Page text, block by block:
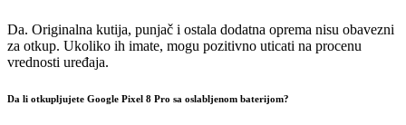
Da. Originalna kutija, punjač i ostala dodatna oprema nisu obavezni
za otkup. Ukoliko ih imate, mogu pozitivno uticati na procenu
vrednosti uređaja.
Da li otkupljujete Google Pixel 8 Pro sa oslabljenom baterijom?